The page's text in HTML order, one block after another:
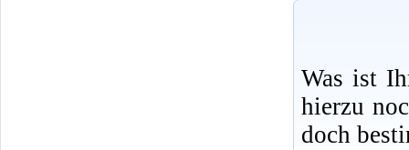
Was ist
hierzu
doch